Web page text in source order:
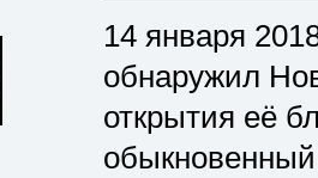
14 января
обнаружил
открытия её